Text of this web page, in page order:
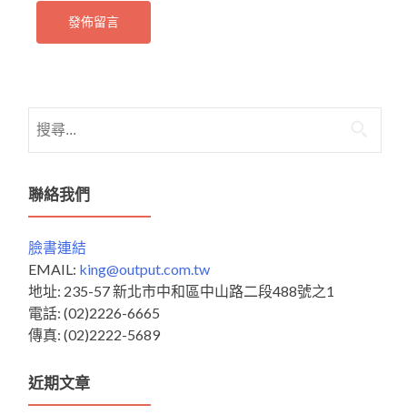
尋
鍵
字:
聯絡我們
臉書連結
EMAIL: king@output.com.tw
地址: 235-57 新北市中和區中山路二段488號之1
電話: (02)2226-6665
傳真: (02)2222-5689
近期文章